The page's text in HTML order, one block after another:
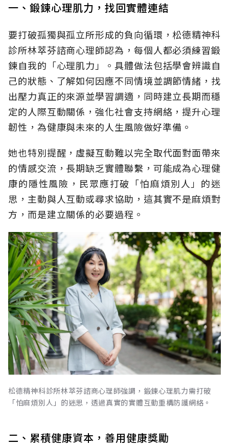
一、鍛鍊心理肌力，找回實體連結
要打破孤獨與孤立所形成的負向循環，松德精神科
診所林萃芬諮商心理師認為，每個人都必須練習鍛
鍊自我的「心理肌力」。具體做法包括學會辨識自
己的狀態、了解如何因應不同情境並調節情緒，找
出壓力真正的來源並學習調適，同時建立長期而穩
定的人際互動關係，強化社會支持網絡，提升心理
韌性，為健康與未來的人生風險做好準備。
她也特別提醒，虛擬互動難以完全取代面對面帶來
的情感交流，長期缺乏實體聯繫，可能成為心理健
康的隱性風險，民眾應打破「怕麻煩別人」的迷
思，主動與人互動或尋求協助，這其實不是麻煩對
方，而是建立關係的必要過程。
松德精神科診所林萃芬諮商心理師強調，鍛鍊心理肌力需打破
「怕麻煩別人」的迷思，透過真實的實體互動重構防護網絡。
二、累積健康資本，善用健康獎勵